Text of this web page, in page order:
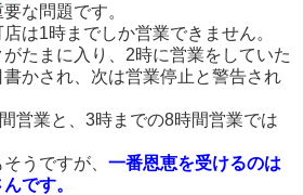
な問題です。
は1時までしか営業できません。
たまに入り、2時に営業をしていた
かされ、次は営業停止と警告され
営業と、3時までの8時間営業では
うですが、 一番恩恵を受けるのは
んです。